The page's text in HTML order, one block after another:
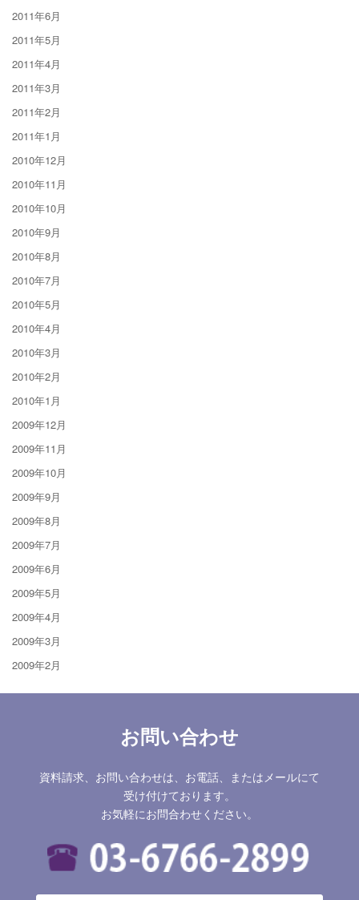
2011年6月
2011年5月
2011年4月
2011年3月
2011年2月
2011年1月
2010年12月
2010年11月
2010年10月
2010年9月
2010年8月
2010年7月
2010年5月
2010年4月
2010年3月
2010年2月
2010年1月
2009年12月
2009年11月
2009年10月
2009年9月
2009年8月
2009年7月
2009年6月
2009年5月
2009年4月
2009年3月
2009年2月
お問い合わせ
資料請求、お問い合わせは、お電話、またはメールにて
受け付けております。
お気軽にお問合わせください。